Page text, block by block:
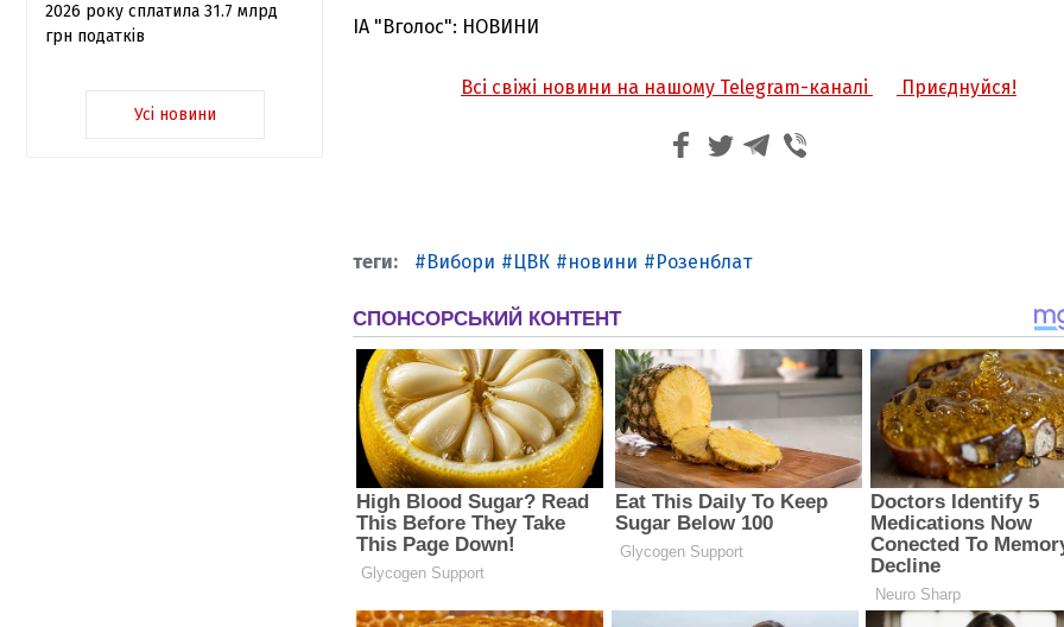
2026 року сплатила 31.7 млрд
грн податків
Усі новини
ІА "Вголос": НОВИНИ
Всі свіжі новини на нашому Telegram-каналі Приєднуйся!
Вибори ЦВК новини Розенблат
З'явилося відео знищеного ворожого